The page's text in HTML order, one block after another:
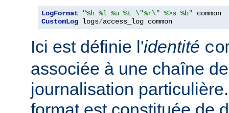
LogFormat "%h %l %u %t \"%r\" %>s %b"
CustomLog logs/access_log common
Ici est définie l'identité
associée à une chaîne
journalisation